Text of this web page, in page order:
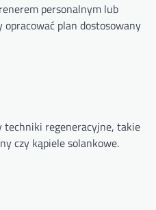
personalnym lub
plan dostosowany
regeneracyjne, takie
czy kąpiele solankowe.